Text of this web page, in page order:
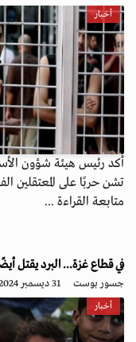
أخبار
أكد رئيس هيئة شؤون
تشن حربًا على المعتقلين
متابعة القراءة ...
في قطاع غزة... البرد يقتل
جسور بوست 31 ديسمبر 2024 - 17:47
أخبار